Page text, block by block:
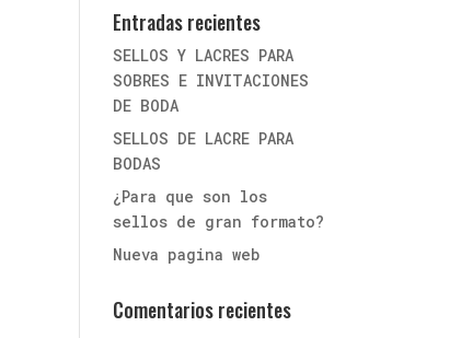
Entradas recientes
SELLOS Y LACRES PARA
SOBRES E INVITACIONES
DE BODA
SELLOS DE LACRE PARA
BODAS
¿Para que son los
sellos de gran formato?
Nueva pagina web
Comentarios recientes